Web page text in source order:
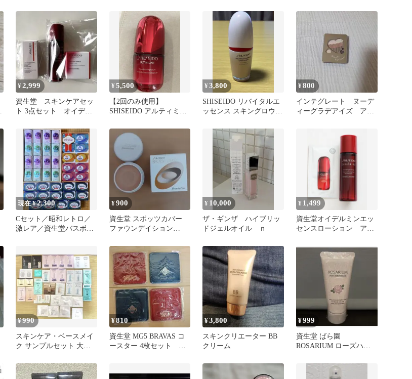
ーク
¥2,999
資生堂 スキンケアセッ
ト 3点セット オイデル
イマー
¥5,500
【2回のみ使用】
SHISEIDO アルティミュ
ラム
¥3,800
SHISEIDO リバイタルエ
ッセンス スキングロウ
¥800
インテグレート ヌーデ
ィーグラデアイズ アイ
現在 ¥2,300
Cセット／昭和レトロ／
激レア／資生堂バスボン
¥900
資生堂 スポッツカバー
ファウンデイション
¥ 10,000
ザ・ギンザ ハイブリッ
ドジェルオイル ｎ
¥ 1,499
資生堂オイデルミンエッ
センスローション アル
イジングセラム
¥990
スキンケア・ベースメイ
ク サンプルセット 大量
¥810
資生堂 MG5 BRAVAS コ
ースター 4枚セット 昭
¥3,800
スキンクリエーター BB
クリーム
¥999
資生堂 ばら園
ROSARIUM ローズハン